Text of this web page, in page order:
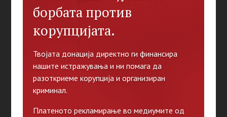
борбата против
корупцијата.
Твојата донација директно ги финансира
нашите истражувања и ни помага да
разоткриеме корупција и организиран
криминал.
Платеното рекламирање во медиумите од